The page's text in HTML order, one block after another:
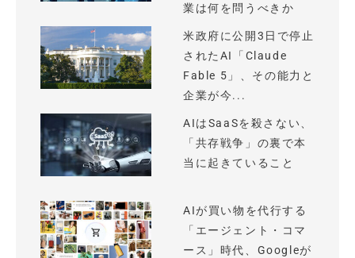
業は何を問うべきか
米政府に公開3日で停止
されたAI「Claude
Fable 5」、その能力と
企業が今...
AIはSaaSを殺さない、
「共存戦争」の裏で本
当に起きていること
AIが買い物を代行する
「エージェント・コマ
ース」時代、Googleが